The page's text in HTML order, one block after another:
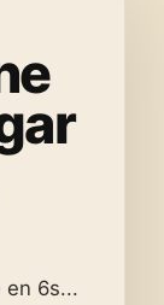
en 6s...